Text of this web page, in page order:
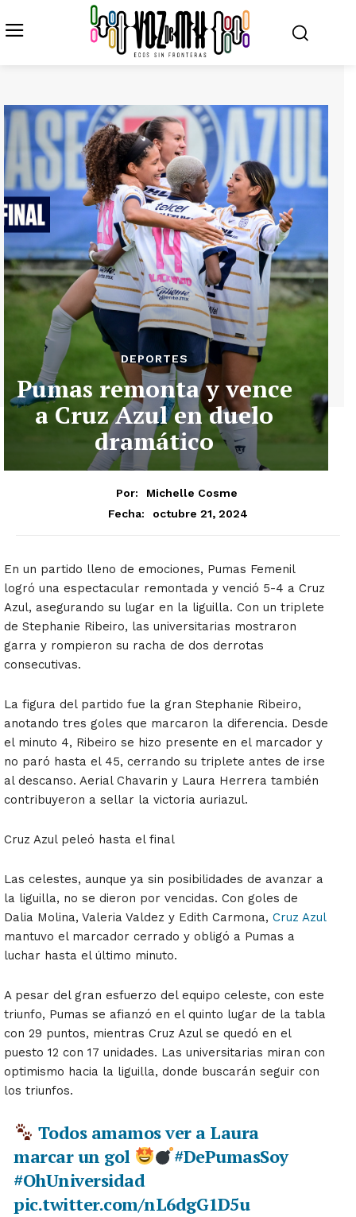
DEPORTES
Pumas remonta y vence
a Cruz Azul en duelo
dramático
Por:
Michelle Cosme
Fecha:
octubre 21, 2024
En un partido lleno de emociones, Pumas Femenil
logró una espectacular remontada y venció 5-4 a Cruz
Azul, asegurando su lugar en la liguilla. Con un triplete
de Stephanie Ribeiro, las universitarias mostraron
garra y rompieron su racha de dos derrotas
consecutivas.
La figura del partido fue la gran Stephanie Ribeiro,
anotando tres goles que marcaron la diferencia. Desde
el minuto 4, Ribeiro se hizo presente en el marcador y
no paró hasta el 45, cerrando su triplete antes de irse
al descanso. Aerial Chavarin y Laura Herrera también
contribuyeron a sellar la victoria auriazul.
Cruz Azul peleó hasta el final
Las celestes, aunque ya sin posibilidades de avanzar a
la liguilla, no se dieron por vencidas. Con goles de
Dalia Molina, Valeria Valdez y Edith Carmona, Cruz Azul
mantuvo el marcador cerrado y obligó a Pumas a
luchar hasta el último minuto.
A pesar del gran esfuerzo del equipo celeste, con este
triunfo, Pumas se afianzó en el quinto lugar de la tabla
con 29 puntos, mientras Cruz Azul se quedó en el
puesto 12 con 17 unidades. Las universitarias miran con
optimismo hacia la liguilla, donde buscarán seguir con
los triunfos.
Todos amamos ver a Laura
marcar un gol
#DePumasSoy
#OhUniversidad
pic.twitter.com/nL6dgG1D5u